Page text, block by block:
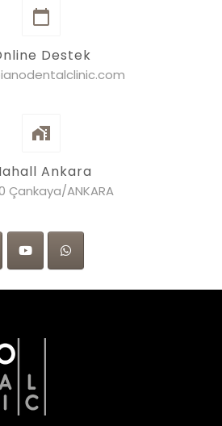
Destek
Ankara
Çankaya/ANKARA